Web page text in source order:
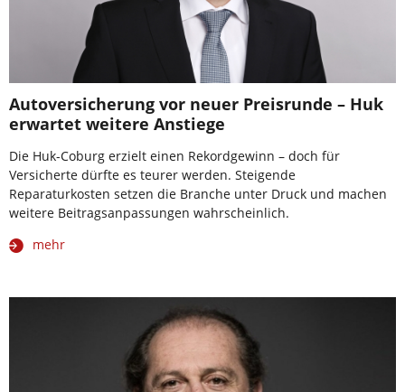
Autoversicherung vor neuer Preisrunde – Huk
erwartet weitere Anstiege
Die Huk-Coburg erzielt einen Rekordgewinn – doch für
Versicherte dürfte es teurer werden. Steigende
Reparaturkosten setzen die Branche unter Druck und machen
weitere Beitragsanpassungen wahrscheinlich.
mehr